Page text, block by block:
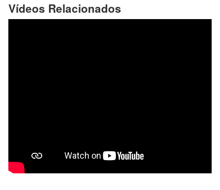
Vídeos Relacionados